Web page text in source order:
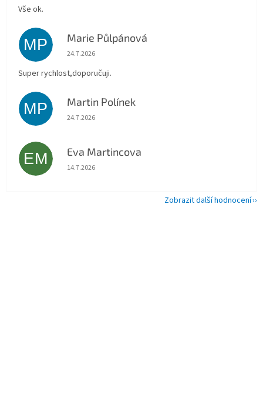
Vše ok.
MP Marie Půlpánová
Hodnocení obchodu je 5 z 5 hvězdiček.
24.7.2026
Super rychlost,doporučuji.
MP Martin Polínek
Hodnocení obchodu je 5 z 5 hvězdiček.
24.7.2026
EM Eva Martincova
Hodnocení obchodu je 5 z 5 hvězdiček.
14.7.2026
Zobrazit další hodnocení